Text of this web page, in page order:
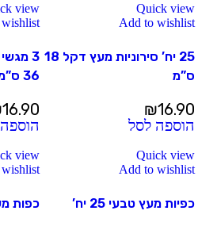
Quick view
Add to wishlist
25 יח’ סירוניות מעץ דקל 18
ס”מ
₪16.90
הוספה לסל
view
3
36 ס”מ
16.90
Quick view
Add to wishlist
כפיות מעץ טבעי 25 יח’
view
כפות מעץ